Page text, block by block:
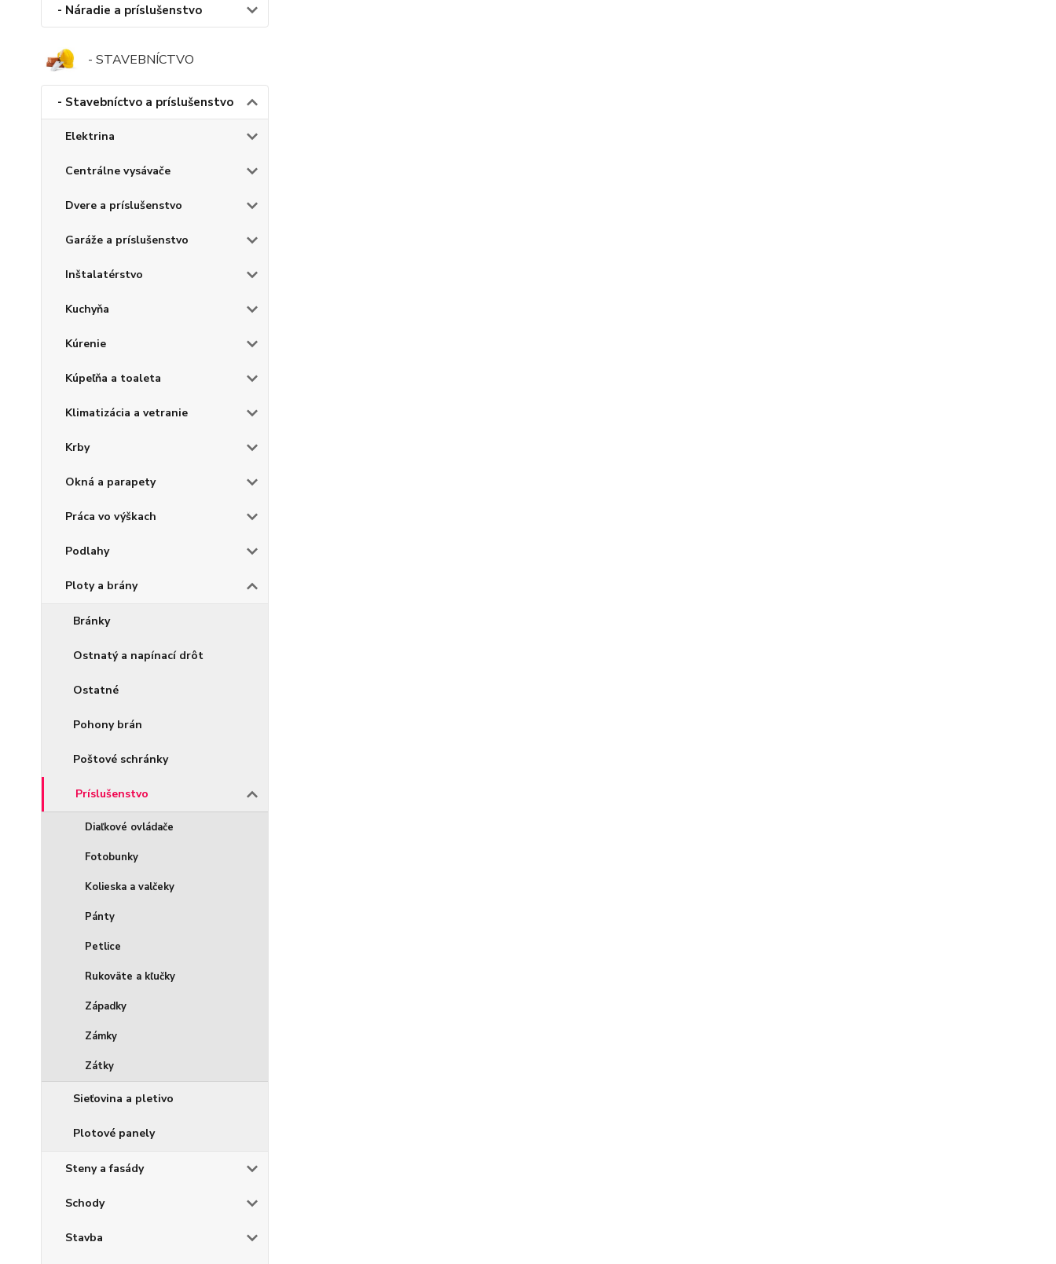
- Náradie a príslušenstvo
- STAVEBNÍCTVO
- Stavebníctvo a príslušenstvo
Elektrina
Centrálne vysávače
Dvere a príslušenstvo
Garáže a príslušenstvo
Inštalatérstvo
Kuchyňa
Kúrenie
Kúpeľňa a toaleta
Klimatizácia a vetranie
Krby
Okná a parapety
Práca vo výškach
Podlahy
Ploty a brány
Bránky
Ostnatý a napínací drôt
Ostatné
Pohony brán
Poštové schránky
Príslušenstvo
Diaľkové ovládače
Fotobunky
Kolieska a valčeky
Pánty
Petlice
Rukoväte a kľučky
Západky
Zámky
Zátky
Sieťovina a pletivo
Plotové panely
Steny a fasády
Schody
Stavba